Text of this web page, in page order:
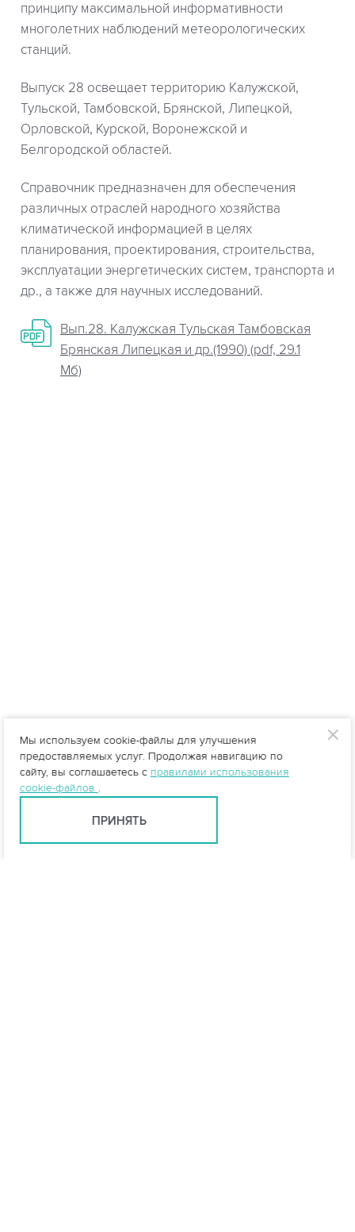
принципу максимальной информативности
многолетних наблюдений метеорологических
станций.
Выпуск 28 освещает территорию Калужской,
Тульской, Тамбовской, Брянской, Липецкой,
Орловской, Курской, Воронежской и
Белгородской областей.
Справочник предназначен для обеспечения
различных отраслей народного хозяйства
климатической информацией в целях
планирования, проектирования, строительства,
эксплуатации энергетических систем, транспорта и
др., а также для научных исследований.
Вып.28. Калужская Тульская Тамбовская
Брянская Липецкая и др.(1990) (pdf, 29.1
Мб)
Мы используем cookie-файлы для улучшения
предоставляемых услуг. Продолжая навигацию по
сайту, вы соглашаетесь с правилами использования
cookie-файлов .
ПРИНЯТЬ